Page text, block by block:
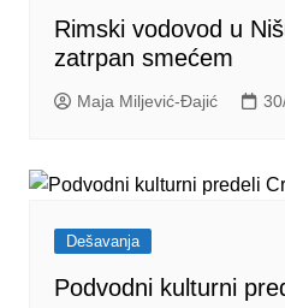
Rimski vodovod u
zatrpan smećem
Maja Miljević-Đajić
Dešavanja
Podvоdni kulturni